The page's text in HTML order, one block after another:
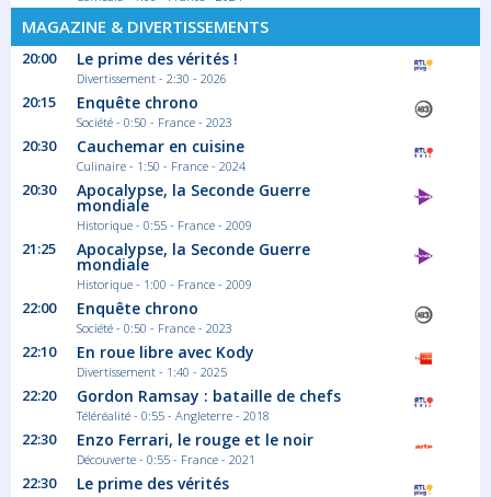
MAGAZINE & DIVERTISSEMENTS
20:00 Le prime des vérités !
Divertissement - 2:30 - 2026
20:15 Enquête chrono
Société - 0:50 - France - 2023
20:30 Cauchemar en cuisine
Culinaire - 1:50 - France - 2024
20:30 Apocalypse, la Seconde Guerre
mondiale
Historique - 0:55 - France - 2009
21:25 Apocalypse, la Seconde Guerre
mondiale
Historique - 1:00 - France - 2009
22:00 Enquête chrono
Société - 0:50 - France - 2023
22:10 En roue libre avec Kody
Divertissement - 1:40 - 2025
22:20 Gordon Ramsay : bataille de chefs
Téléréalité - 0:55 - Angleterre - 2018
22:30 Enzo Ferrari, le rouge et le noir
Découverte - 0:55 - France - 2021
22:30 Le prime des vérités